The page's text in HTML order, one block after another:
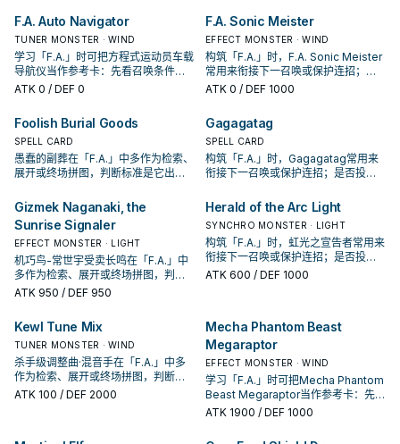
F.A. Auto Navigator
TUNER MONSTER · WIND
学习「F.A.」时可把方程式运动员车载
导航仪当作参考卡：先看召唤条件，
再确认它是起手、展开还是收益卡。
ATK 0 / DEF 0
F.A. Sonic Meister
EFFECT MONSTER · WIND
构筑「F.A.」时，F.A. Sonic Meister
常用来衔接下一召唤或保护连招；是
否投入取决于你的手坑／解场配置。
ATK 0 / DEF 1000
Foolish Burial Goods
SPELL CARD
愚蠢的副葬在「F.A.」中多作为检索、
展开或终场拼图，判断标准是它出现
Gagagatag
SPELL CARD
构筑「F.A.」时，Gagagatag常用来
衔接下一召唤或保护连招；是否投入
Gizmek Naganaki, the
Sunrise Signaler
EFFECT MONSTER · LIGHT
机巧鸟-常世宇受卖长鸣在「F.A.」中
多作为检索、展开或终场拼图，判断
标准是它出现在成功起手中的频率。
ATK 950 / DEF 950
Herald of the Arc Light
SYNCHRO MONSTER · LIGHT
构筑「F.A.」时，虹光之宣告者常用来
衔接下一召唤或保护连招；是否投入
取决于你的手坑／解场配置。
ATK 600 / DEF 1000
Kewl Tune Mix
TUNER MONSTER · WIND
杀手级调整曲·混音手在「F.A.」中多
作为检索、展开或终场拼图，判断标
准是它出现在成功起手中的频率。
ATK 100 / DEF 2000
Mecha Phantom Beast
Megaraptor
EFFECT MONSTER · WIND
学习「F.A.」时可把Mecha Phantom
Beast Megaraptor当作参考卡：先看
召唤条件，再确认它是起手、展开还
ATK 1900 / DEF 1000